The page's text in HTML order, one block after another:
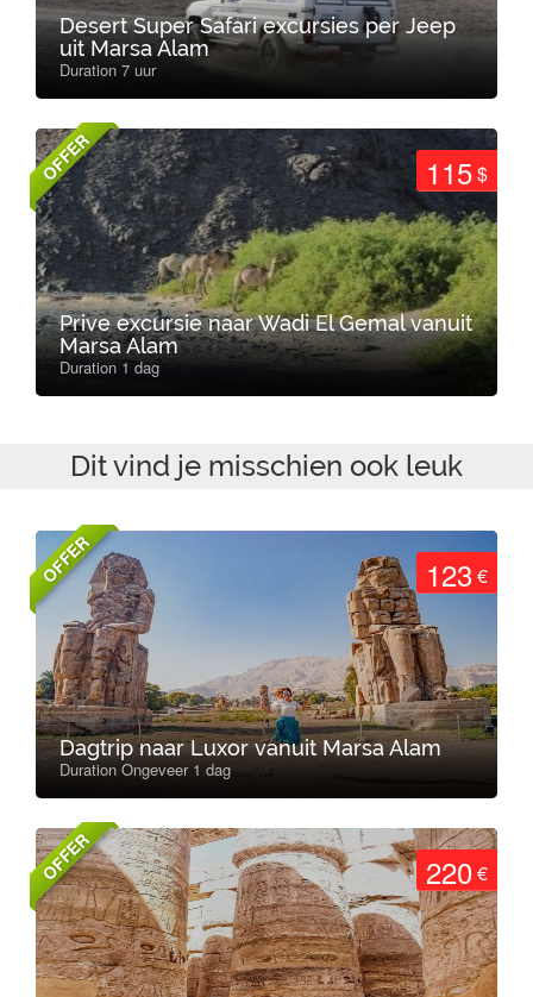
Desert Super Safari excursies per Jeep
uit Marsa Alam
Duration 7 uur
OFFER 115$
Prive excursie naar Wadi El Gemal vanuit
Marsa Alam
Duration 1 dag
Dit vind je misschien ook leuk
OFFER 123 €
Dagtrip naar Luxor vanuit Marsa Alam
Duration Ongeveer 1 dag
OFFER 220€